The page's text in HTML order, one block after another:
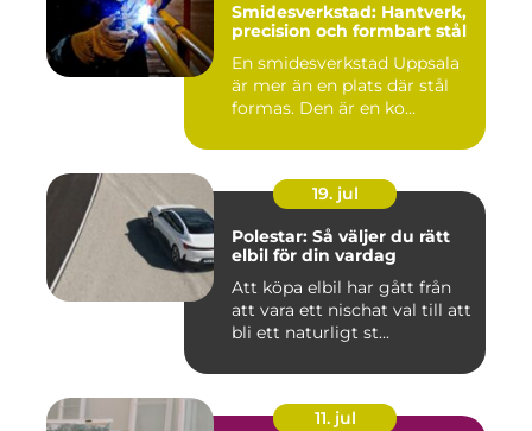
Smidesverkstad: Hantverk,
precision och formbart stål
En smidesverkstad Uppsala
är mer än en plats där stål
formas. Den är en ko...
19. jul
Polestar: Så väljer du rätt
elbil för din vardag
Att köpa elbil har gått från
att vara ett nischat val till att
bli ett naturligt st...
11. jul